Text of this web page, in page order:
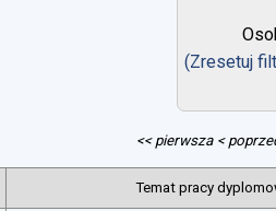
(Zresetuj
<< pierwsza <
Temat pracy